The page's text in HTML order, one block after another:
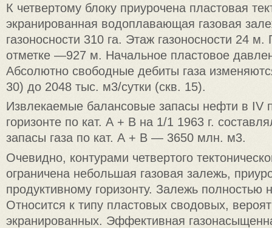
К четвертому блоку приурочена пластовая
экранированная водоплавающая газовая
газоносности 310 га. Этаж газоносности 24
отметке —927 м. Начальное пластовое
Абсолютно свободные дебиты газа
30) до 2048 тыс. м3/сутки (скв. 15).
Извлекаемые балансовые запасы нефти в IV
горизонте по кат. А + В на 1/1 1963 г.
запасы газа по кат. А + В — 3650 млн. м3.
Очевидно, контурами четвертого
ограничена небольшая газовая залежь,
продуктивному горизонту. Залежь полностью
Относится к типу пластовых сводовых,
экранированных. Эффективная